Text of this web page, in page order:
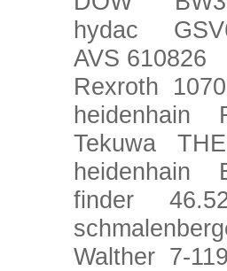
hydac
AVS 610826
Rexroth
heidenhain
Tekuwa THE
heidenhain
finder
Walther 7-